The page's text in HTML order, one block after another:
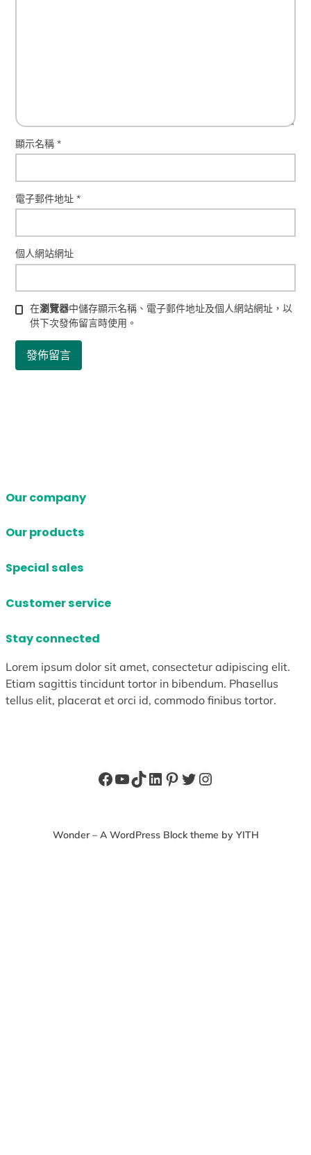
顯示名稱*
電子郵件地址*
個人網站網址
在瀏覽器中儲存顯示名稱、電子郵件地址及個人網站網址，以
供下次發佈留言時使用。
Our company
Our products
Special sales
Customer service
Stay connected
Lorem ipsum dolor sit amet, consectetur adipiscing elit.
Etiam sagittis tincidunt tortor in bibendum. Phasellus
tellus elit, placerat et orci id, commodo finibus tortor.
Facebook
YouTube
TikTok
LinkedIn
Pinterest
X Instagram
Wonder – A WordPress Block theme by YITH